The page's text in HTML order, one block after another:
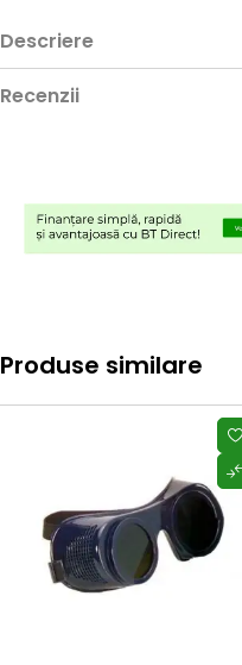
Descriere
Recenzii
Produse similare